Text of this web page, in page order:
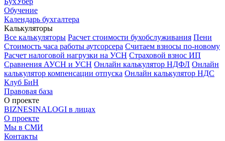
Обучение
Календарь бухгалтера
Калькуляторы
Все калькуляторы Расчет стоимости бухобслуживания Пени
Стоимость часа работы аутсорсера Считаем взносы по-новому
Расчет налоговой нагрузки на УСН Страховой взнос ИП
Сравнения АУСН и УСН Онлайн калькулятор НДФЛ Онлайн
калькулятор компенсации отпуска Онлайн калькулятор НДС
Клуб БиН
Правовая база
О проекте
BIZNESINALOGI в лицах
О проекте
Мы в СМИ
Контакты